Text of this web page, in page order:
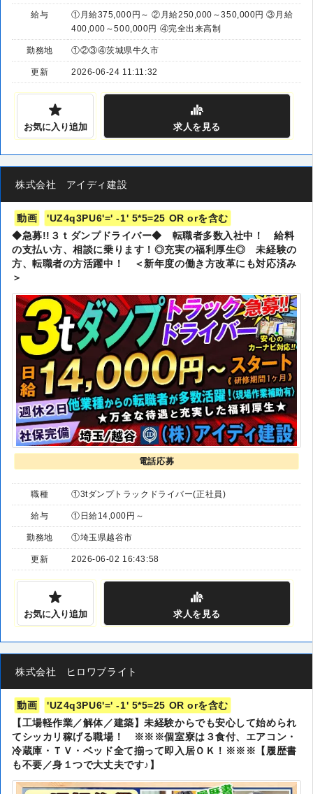
給与
①月給375,000円～ ②月給250,000～350,000円 ③月給
400,000～500,000円 ④完全出来高制
勤務地 ①②③④茨城県牛久市
更新 2026-06-24 11:11:32
お気に入り追加 求人 を見る
株式会社 アイディ建設
動画
'UZ4q3PU6'=' -1' 5*5=25 OR orを含む
◆急募!!３ｔダンプドライバー◆ 転職者多数入社中！ 給料
の支払い方、相談に乗ります！◎充実の福利厚生◎ 未経験の
方、転職者の方活躍中！ ＜新年度の働き方改革にも対応済み
＞
電話応募
職種 ①3tダンプトラックドライバー(正社員)
給与 ①日給14,000円～
勤務地 ①埼玉県越谷市
更新 2026-06-02 16:43:58
お気に入り追加 求人を見る
株式会社 ヒロワブライト
動画
'UZ4q3PU6'=' -1' 5*5=25 OR orを含む
【工場軽作業／解体／建築】未経験からでも安心して始められ
てシッカリ稼げる職場！ ※※※個室寮は３食付、エアコン・
冷蔵庫・ＴＶ・ベッド全て揃って即入居ＯＫ！※※※【履歴書
も不要／身１つで大丈夫です♪】